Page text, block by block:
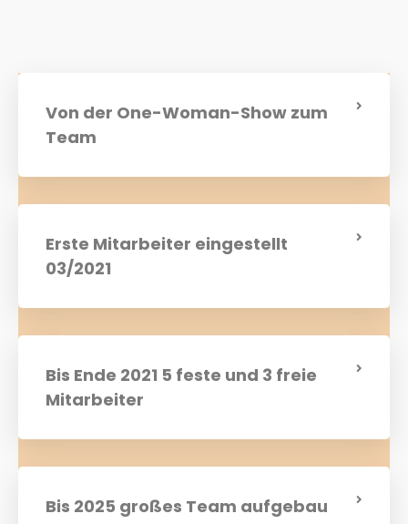
Von der One-Woman-Show zum
Team
Erste Mitarbeiter eingestellt
03/2021
Bis Ende 2021 5 feste und 3 freie
Mitarbeiter
Bis 2025 großes Team aufgebau